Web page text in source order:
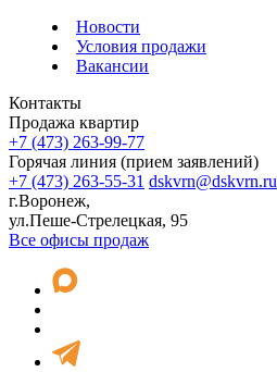
Новости
Условия продажи
Вакансии
Контакты
Продажа квартир
+7 (473) 263-99-77
Горячая линия (прием заявлений)
+7 (473) 263-55-31 dskvrn@dskvrn.ru
г.Воронеж,
ул.Пеше-Стрелецкая, 95
Все офисы продаж